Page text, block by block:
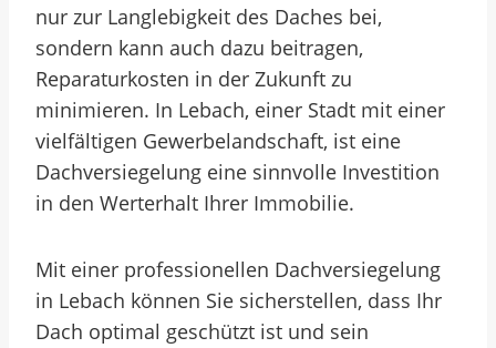
nur zur Langlebigkeit des Daches bei,
sondern kann auch dazu beitragen,
Reparaturkosten in der Zukunft zu
minimieren. In Lebach, einer Stadt mit einer
vielfältigen Gewerbelandschaft, ist eine
Dachversiegelung eine sinnvolle Investition
in den Werterhalt Ihrer Immobilie.
Mit einer professionellen Dachversiegelung
in Lebach können Sie sicherstellen, dass Ihr
Dach optimal geschützt ist und sein